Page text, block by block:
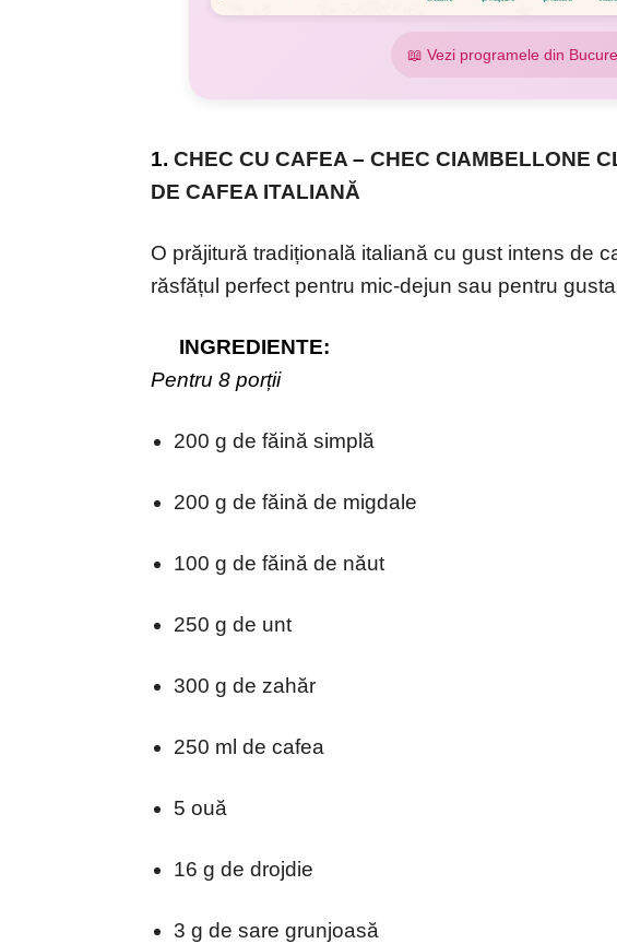
📖 Vezi programele din
1. CHEC CU CAFEA – CHEC CIAMBELLONE
DE CAFEA ITALIANĂ
O prăjitură tradițională italiană cu gust intens de
răsfățul perfect pentru mic-dejun sau pentru
INGREDIENTE:
Pentru 8 porții
200 g de făină simplă
200 g de făină de migdale
100 g de făină de năut
250 g de unt
300 g de zahăr
250 ml de cafea
5 ouă
16 g de drojdie
3 g de sare grunjoasă